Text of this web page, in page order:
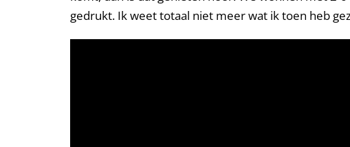
gedrukt. Ik weet totaal niet meer wat ik toen heb